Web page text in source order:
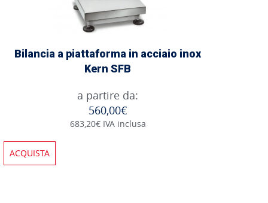
Bilancia a piattaforma in acciaio inox
Kern SFB
a partire da:
560,00€
683,20€ IVA inclusa
ACQUISTA